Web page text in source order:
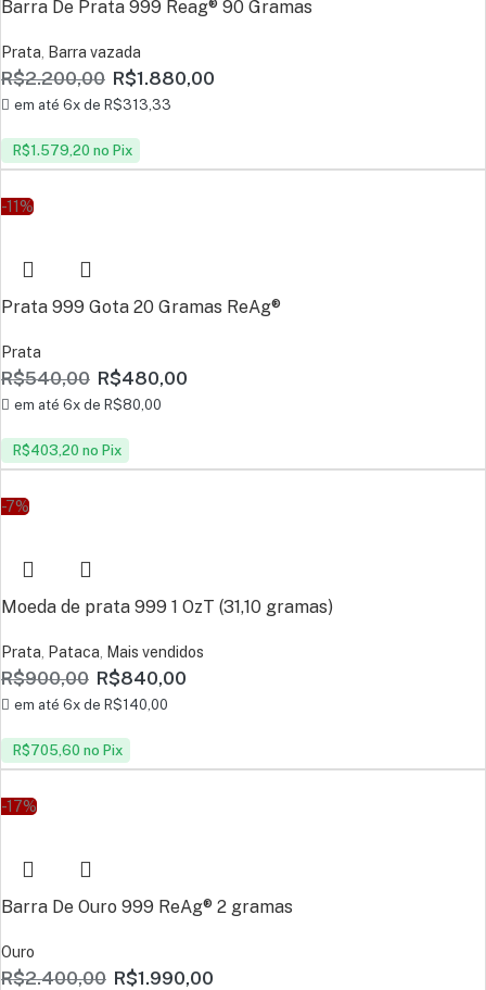
Barra De Prata 999 Reag® 90 Gramas
Prata Barra vazada
R$2.200,00 R$1.880,00
em até 6x de R$313,33
R$1.579,20 no Pix
-11%
Prata 999 Gota 20 Gramas ReAg®
Prata
R$540,00 R$480,00
em até 6x de R$80,00
R$403,20 no Pix
-7%
Moeda de prata 999 1 OzT (31,10 gramas)
Prata Pataca Mais vendidos
R$900,00 R$840,00
em até 6x de R$140,00
R$705,60 no Pix
-17%
Barra De Ouro 999 ReAg® 2 gramas
Ouro
R$2.400,00 R$1.990,00